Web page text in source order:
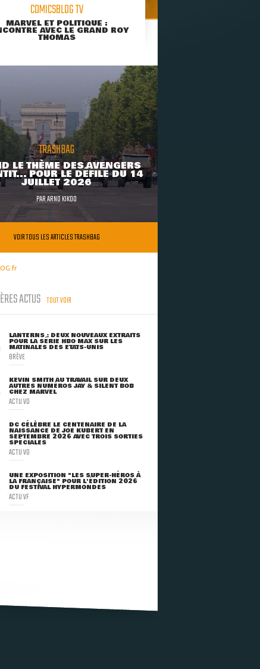
COMICSBLOG TV
MARVEL ET POLITIQUE :
AVEC LE GRAND ROY
THOMAS
TRASHBAG
LE THÈME DES AVENGERS
POUR LE DÉFILÉ DU 14
JUILLET 2026
PARARNO KIKOO
VOIR TOUS LES ARTICLES TRASHBAG
ACTUS TOUT VOIR
LANTERNS : DEUX NOUVEAUX EXTRAITS
POUR LA SÉRIE HBO MAX SUR LES
MATINALES DES ETATS-UNIS
BRÈVE
KEVIN SMITH AU TRAVAIL SUR DEUX
AUTRES NUMÉROS JAY & SILENT BOB
CHEZ MARVEL
ACTU VO
DC CÉLÈBRE LE CENTENAIRE DE LA
NAISSANCE DE JOE KUBERT EN
SEPTEMBRE 2026 AVEC TROIS SORTIES
SPÉCIALES
ACTU VO
UNE EXPOSITION "LES SUPER-HÉROS À
LA FRANÇAISE" POUR L'ÉDITION 2026
DU FESTIVAL HYPERMONDES
ACTU VF